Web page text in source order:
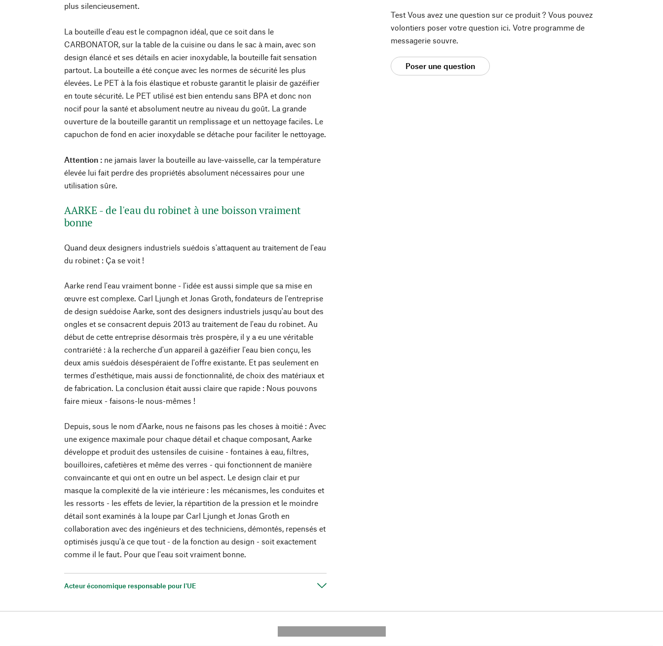
plus silencieusement.
La bouteille d'eau est le compagnon idéal, que ce soit dans le
CARBONATOR, sur la table de la cuisine ou dans le sac à main, avec son
design élancé et ses détails en acier inoxydable, la bouteille fait sensation
partout. La bouteille a été conçue avec les normes de sécurité les plus
élevées. Le PET à la fois élastique et robuste garantit le plaisir de gazéifier
en toute sécurité. Le PET utilisé est bien entendu sans BPA et donc non
nocif pour la santé et absolument neutre au niveau du goût. La grande
ouverture de la bouteille garantit un remplissage et un nettoyage faciles. Le
capuchon de fond en acier inoxydable se détache pour faciliter le nettoyage.
Attention : ne jamais laver la bouteille au lave-vaisselle, car la température
élevée lui fait perdre des propriétés absolument nécessaires pour une
utilisation sûre.
AARKE - de l'eau du robinet à une boisson vraiment
bonne
Quand deux designers industriels suédois s'attaquent au traitement de l'eau
du robinet : Ça se voit !
Aarke rend l'eau vraiment bonne - l'idée est aussi simple que sa mise en
œuvre est complexe. Carl Ljungh et Jonas Groth, fondateurs de l'entreprise
de design suédoise Aarke, sont des designers industriels jusqu'au bout des
ongles et se consacrent depuis 2013 au traitement de l'eau du robinet. Au
début de cette entreprise désormais très prospère, il y a eu une véritable
contrariété : à la recherche d'un appareil à gazéifier l'eau bien conçu, les
deux amis suédois désespéraient de l'offre existante. Et pas seulement en
termes d'esthétique, mais aussi de fonctionnalité, de choix des matériaux et
de fabrication. La conclusion était aussi claire que rapide : Nous pouvons
faire mieux - faisons-le nous-mêmes !
Depuis, sous le nom d'Aarke, nous ne faisons pas les choses à moitié : Avec
une exigence maximale pour chaque détail et chaque composant, Aarke
développe et produit des ustensiles de cuisine - fontaines à eau, filtres,
bouilloires, cafetières et même des verres - qui fonctionnent de manière
convaincante et qui ont en outre un bel aspect. Le design clair et pur
masque la complexité de la vie intérieure : les mécanismes, les conduites et
les ressorts - les effets de levier, la répartition de la pression et le moindre
détail sont examinés à la loupe par Carl Ljungh et Jonas Groth en
collaboration avec des ingénieurs et des techniciens, démontés, repensés et
optimisés jusqu'à ce que tout - de la fonction au design - soit exactement
comme il le faut. Pour que l'eau soit vraiment bonne.
Acteur économique responsable pour l'UE
Test Vous avez une question sur ce produit ? Vous pouvez
volontiers poser votre question ici. Votre programme de
messagerie souvre.
Poser une question